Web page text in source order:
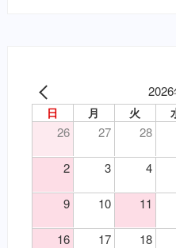
泌尿器の薬（要
吐き気止め（要・
変形性関節症・
変形性関節症・
風邪薬・鎮痛剤（
鎮静・精神安定
代謝性用薬・ホ
（皮）洗浄・殺菌消毒
（皮）湿疹
（皮）皮膚炎
（目）乾性角結膜炎
（目）角膜炎
（神）鎮痛
（神）鎮静
日 月 火
26 27 28
2 3 4
9 10 11
16 17 18